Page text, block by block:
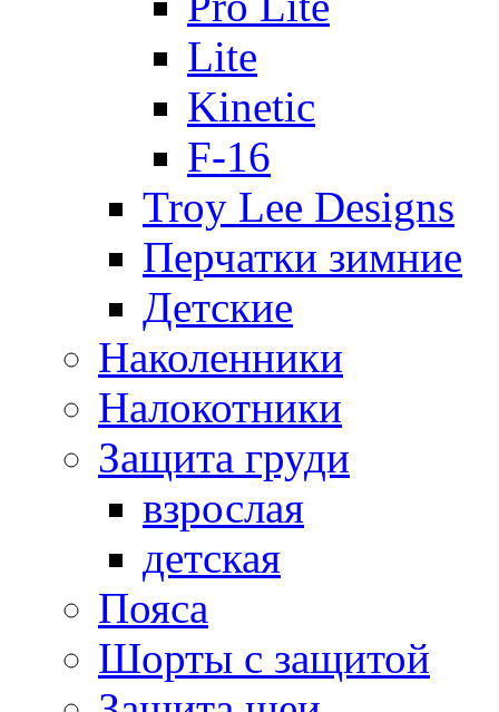
Lite
Kinetic
F-16
Troy Lee Designs
Перчатки зимние
Детские
Наколенники
Налокотники
Защита груди
взрослая
детская
Пояса
Шорты с защитой